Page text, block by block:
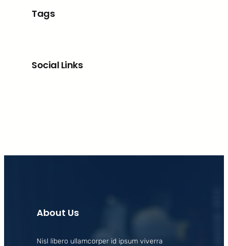
Tags
Social Links
About Us
Nisl libero ullamcorper id ipsum viverra